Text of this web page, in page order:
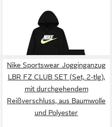
NIKE SPORTSWEAR
Jogginganzug (2-tlg), für
Kinder, Set aus 2 Teilen, mit
Kapuze
59,99 €
Nike Sportswear Jogginganzug
LBR FZ CLUB SET (Set, 2-tlg),
mit durchgehendem
Reißverschluss, aus Baumwolle
und Polyester